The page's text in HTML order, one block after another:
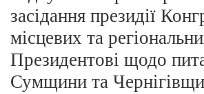
засідання президії
місцевих та
Президентові щодо
Сумщини та